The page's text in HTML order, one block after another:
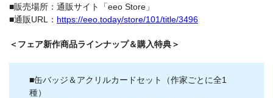
■販売場所：通販サイト「eeo Store」
■通販URL： https://eeo.today/store/101/title/3496
＜フェア新作商品ラインナップ＆購入特典＞
■缶バッジ＆アクリルカードセット（作家ごとに全1
種）